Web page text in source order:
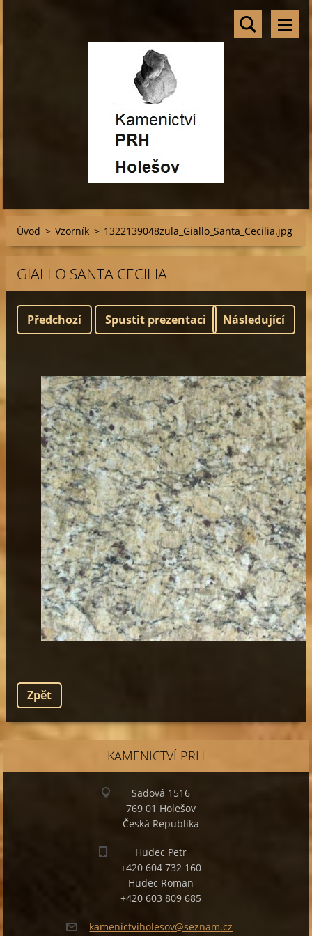
Úvod > Vzorník > 1322139048zula_Giallo_Santa_Cecilia.jpg
GIALLO SANTA CECILIA
Předchozí Spustit prezentaci Následující
Zpět
KAMENICTVÍ PRH
Sadová 1516
769 01 Holešov
Česká Republika
Hudec Petr
+420 604 732 160
Hudec Roman
+420 603 809 685
kamenictviholesov@seznam.cz